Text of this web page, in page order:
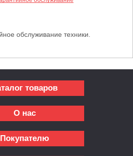
обслуживание техники.
товаров
О нас
Покупателю